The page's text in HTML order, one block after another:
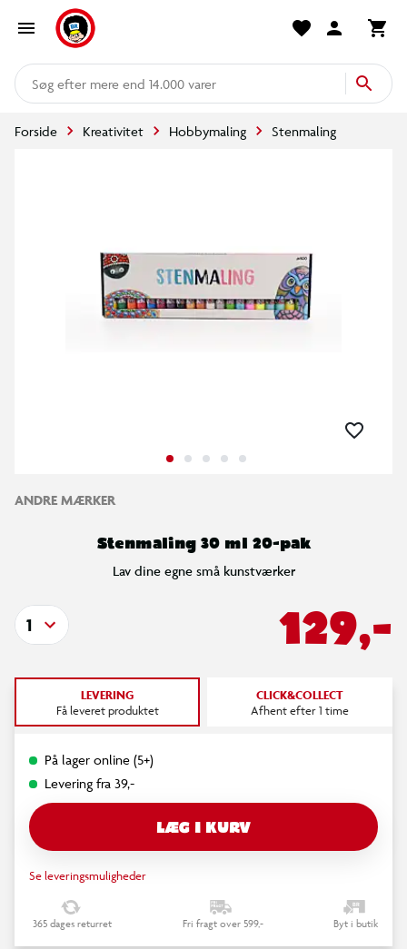
mere end 14.000 varer
Forside Kreativitet Hobbymaling Stenmaling
ANDRE MÆRKER
Stenmaling 30 ml 20-pak
Lav dine egne små kunstværker
129,-
1
LEVERING
Få leveret produktet
CLICK&COLLECT
Afhent efter 1 time
På lager online (5+)
Levering fra 39,-
LÆG I KURV
Se leveringsmuligheder
365 dages returret Fri fragt over 599,- Byt i butik